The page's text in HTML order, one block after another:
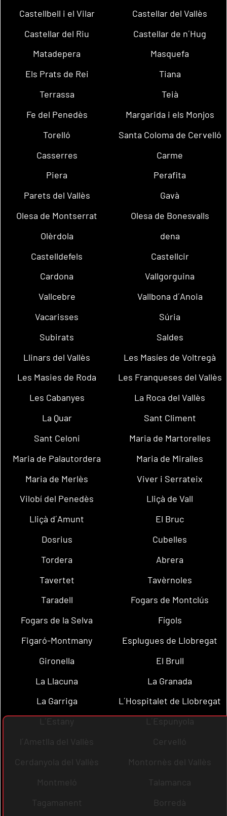
Castellbell i el Vilar
Castellar del Vallès
Castellar del Riu
Castellar de n´Hug
Matadepera
Masquefa
Els Prats de Rei
Tiana
Terrassa
Teià
Fe del Penedès
Margarida i els Monjos
Torelló
Santa Coloma de Cervelló
Casserres
Carme
Piera
Perafita
Parets del Vallès
Gavà
Olesa de Montserrat
Olesa de Bonesvalls
Olèrdola
dena
Castelldefels
Castellcir
Cardona
Vallgorguina
Vallcebre
Vallbona d´Anoia
Vacarisses
Súria
Subirats
Saldes
Llinars del Vallès
Les Masíes de Voltregà
Les Masies de Roda
Les Franqueses del Vallès
Les Cabanyes
La Roca del Vallès
La Quar
Sant Climent
Sant Celoni
Maria de Martorelles
Maria de Palautordera
Maria de Miralles
Maria de Merlès
Viver i Serrateix
Vilobí del Penedès
Lliçà de Vall
Lliçà d´Amunt
El Bruc
Dosrius
Cubelles
Tordera
Abrera
Tavertet
Tavèrnoles
Taradell
Fogars de Montclús
Fogars de la Selva
Fígols
Figaró-Montmany
Esplugues de Llobregat
Gironella
El Brull
La Llacuna
La Granada
La Garriga
L´Hospitalet de Llobregat
L´Estany
L´Espunyola
l´Ametlla del Vallès
Cervelló
Cerdanyola del Vallès
Montornès del Vallès
Montmeló
Talamanca
Tagamanent
Borredà